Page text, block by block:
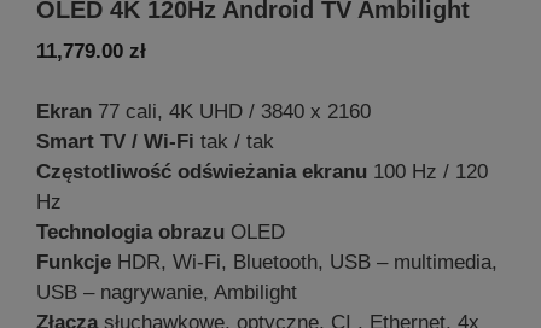
OLED 4K 120Hz Android TV Ambilight
11,779.00 zł
Ekran 77 cali, 4K UHD / 3840 x 2160
Smart TV / Wi-Fi tak / tak
Częstotliwość odświeżania ekranu 100 Hz / 120
Hz
Technologia obrazu OLED
Funkcje HDR, Wi-Fi, Bluetooth, USB – multimedia,
USB – nagrywanie, Ambilight
Złączasłuchawkowe, optyczne, CI , Ethernet, 4x